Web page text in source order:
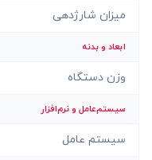
میزان شارژدهی
ابعاد و بدنه
وزن دستگاه
سیستم‌عامل و نرم‌افزار
سیستم عامل